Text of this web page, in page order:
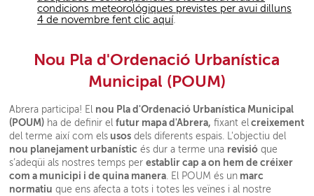
condicions meteorológiques previstes per avui dilluns
4 de novembre fent clic aquí.
Nou Pla d'Ordenació Urbanística
Municipal (POUM)
Abrera participa! El nou Pla d'Ordenació Urbanística Municipal
(POUM) ha de definir elfutur mapa d'Abrera, fixant el creixement
del terme així com els usos dels diferents espais. L'objectiu del
nou planejament urbanístic és dur a terme una revisió que
s’adeqüi als nostres temps perestablir cap a on hem de créixer
com a municipi i de quina manera. El POUM és un marc
normatiu que ens afecta a tots i totes les veïnes i al nostre